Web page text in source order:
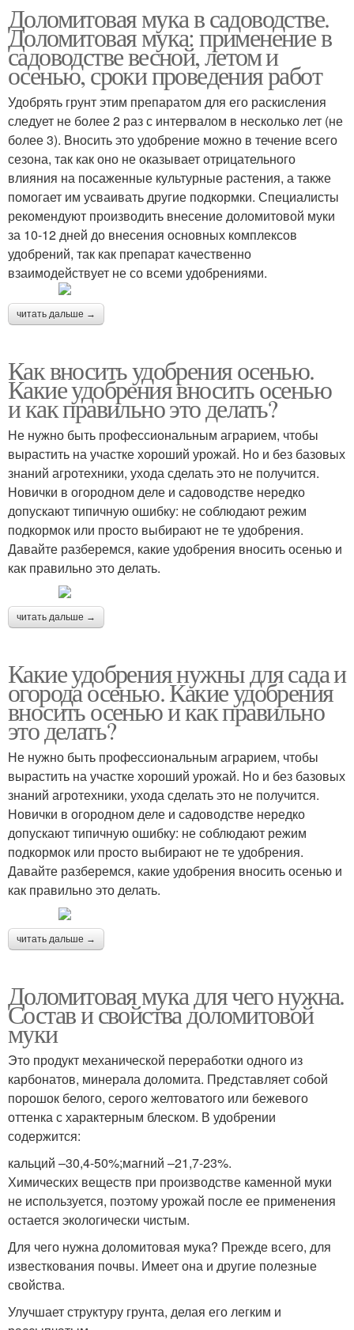
Доломитовая мука в садоводстве.
Доломитовая мука: применение в
садоводстве весной, летом и
осенью, сроки проведения работ
Удобрять грунт этим препаратом для его раскисления
следует не более 2 раз с интервалом в несколько лет (не
более 3). Вносить это удобрение можно в течение всего
сезона, так как оно не оказывает отрицательного
влияния на посаженные культурные растения, а также
помогает им усваивать другие подкормки. Специалисты
рекомендуют производить внесение доломитовой муки
за 10-12 дней до внесения основных комплексов
удобрений, так как препарат качественно
взаимодействует не со всеми удобрениями.
читать дальше →
Как вносить удобрения осенью.
Какие удобрения вносить осенью
и как правильно это делать?
Не нужно быть профессиональным аграрием, чтобы
вырастить на участке хороший урожай. Но и без базовых
знаний агротехники, ухода сделать это не получится.
Новички в огородном деле и садоводстве нередко
допускают типичную ошибку: не соблюдают режим
подкормок или просто выбирают не те удобрения.
Давайте разберемся, какие удобрения вносить осенью и
как правильно это делать.
читать дальше →
Какие удобрения нужны для сада и
огорода осенью. Какие удобрения
вносить осенью и как правильно
это делать?
Не нужно быть профессиональным аграрием, чтобы
вырастить на участке хороший урожай. Но и без базовых
знаний агротехники, ухода сделать это не получится.
Новички в огородном деле и садоводстве нередко
допускают типичную ошибку: не соблюдают режим
подкормок или просто выбирают не те удобрения.
Давайте разберемся, какие удобрения вносить осенью и
как правильно это делать.
читать дальше →
Доломитовая мука для чего нужна.
Состав и свойства доломитовой
муки
Это продукт механической переработки одного из
карбонатов, минерала доломита. Представляет собой
порошок белого, серого желтоватого или бежевого
оттенка с характерным блеском. В удобрении
содержится:
кальций –30,4-50%;магний –21,7-23%.
Химических веществ при производстве каменной муки
не используется, поэтому урожай после ее применения
остается экологически чистым.
Для чего нужна доломитовая мука? Прежде всего, для
известкования почвы. Имеет она и другие полезные
свойства.
Улучшает структуру грунта, делая его легким и